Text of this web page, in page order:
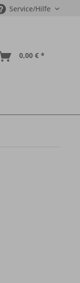
Service/Hilfe
0,00 € *